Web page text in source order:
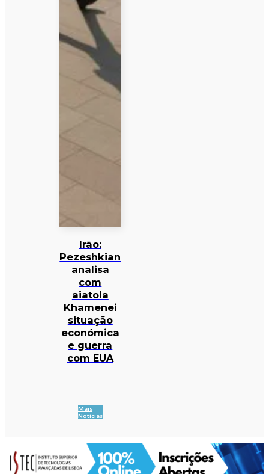
Irão:
Pezeshkian
analisa
com
aiatola
Khamenei
situação
económica
e guerra
com EUA
Mais
Notícias